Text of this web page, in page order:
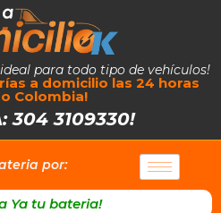
para todo tipo de vehículos!
a domicilio las 24 horas
Colombia!
304 3109330!
por:
Ya tu bateria!